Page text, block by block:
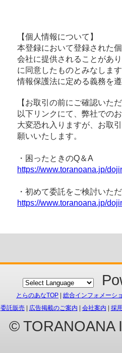
【個人情報について】
本登録において登録された
会社に提供されることがあ
に同意したものとみなしま
情報保護法に定める義務を
【お取引の前にご確認いた
以下リンクにて、弊社での
大変恐れ入りますが、お取
願いいたします。
・困ったときのQ＆A
https://www.toranoana.jp/
・初めて委託をご検討いた
https://www.toranoana.jp/
とらのあなTOP
総合インフォメーシ
委託販売| 広告掲載のご案内 会社案内 採
© TORANOANA